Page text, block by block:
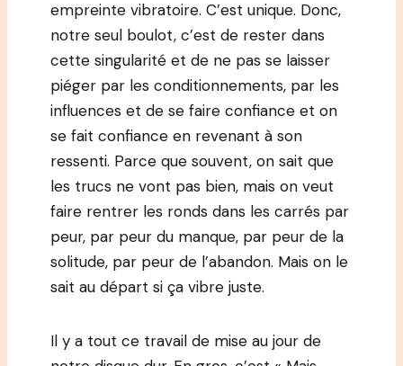
empreinte vibratoire. C’est unique. Donc,
notre seul boulot, c’est de rester dans
cette singularité et de ne pas se laisser
piéger par les conditionnements, par les
influences et de se faire confiance et on
se fait confiance en revenant à son
ressenti. Parce que souvent, on sait que
les trucs ne vont pas bien, mais on veut
faire rentrer les ronds dans les carrés par
peur, par peur du manque, par peur de la
solitude, par peur de l’abandon. Mais on le
sait au départ si ça vibre juste.
Il y a tout ce travail de mise au jour de